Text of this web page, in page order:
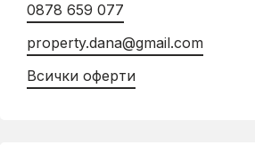
0878 659 077
property.dana@gmail.com
Всички оферти